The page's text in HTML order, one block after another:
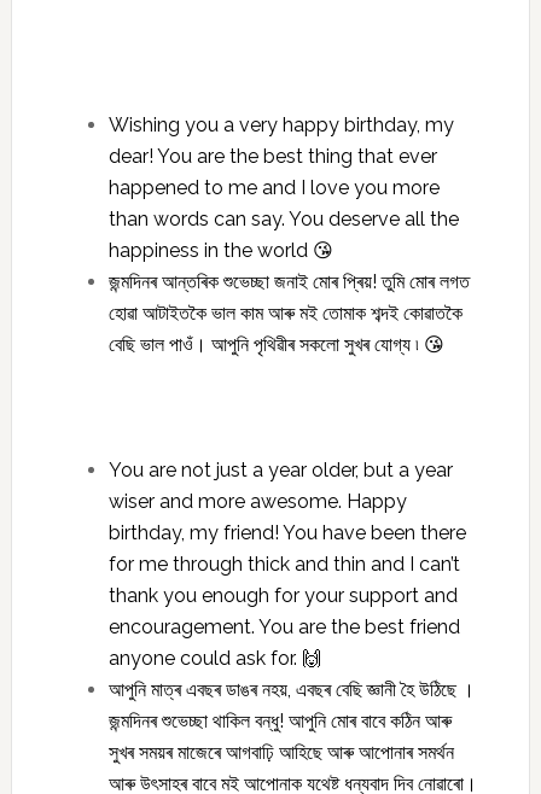
Wishing you a very happy birthday, my
dear! You are the best thing that ever
happened to me and I love you more
than words can say. You deserve all the
happiness in the world 😘
জন্মদিনৰ আন্তৰিক শুভেচ্ছা জনাই মোৰ প্ৰিয়! তুমি মোৰ লগত
হোৱা আটাইতকৈ ভাল কাম আৰু মই তোমাক শব্দই কোৱাতকৈ
বেছি ভাল পাওঁ। আপুনি পৃথিৱীৰ সকলো সুখৰ যোগ্য ৷ 😘
You are not just a year older, but a year
wiser and more awesome. Happy
birthday, my friend! You have been there
for me through thick and thin and I can’t
thank you enough for your support and
encouragement. You are the best friend
anyone could ask for. 🙌
আপুনি মাত্ৰ এবছৰ ডাঙৰ নহয়, এবছৰ বেছি জ্ঞানী হৈ উঠিছে ।
জন্মদিনৰ শুভেচ্ছা থাকিল বন্ধু! আপুনি মোৰ বাবে কঠিন আৰু
সুখৰ সময়ৰ মাজেৰে আগবাঢ়ি আহিছে আৰু আপোনাৰ সমৰ্থন
আৰু উৎসাহৰ বাবে মই আপোনাক যথেষ্ট ধন্যবাদ দিব নোৱাৰো।